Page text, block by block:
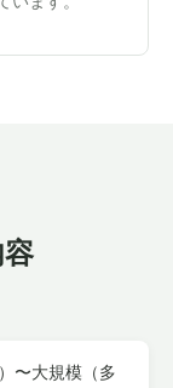
〜大規模（多